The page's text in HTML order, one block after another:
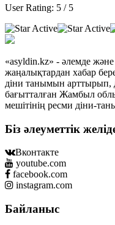
User Rating: 5 / 5
«asyldin.kz» - әлемде
жаңалықтардан хабар
діни танымын арттырып,
бағытталған Жамбыл
мешітінің ресми діни-
Біз әлеуметтік
Вконтакте
youtube.com
facebook.com
instagram.com
Байланыс